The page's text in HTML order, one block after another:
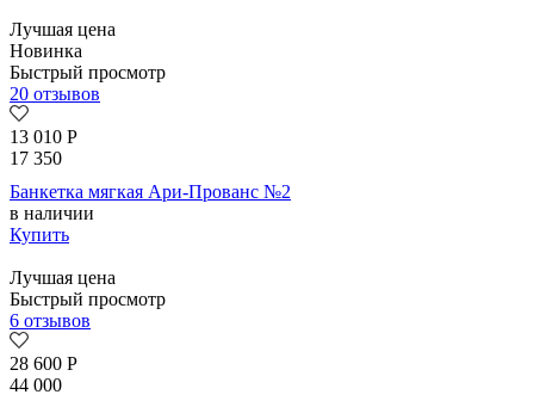
Лучшая цена
Новинка
Быстрый просмотр
20 отзывов
13 010 Р
17 350
Банкетка мягкая Ари-Прованс №2
в наличии
Купить
Лучшая цена
Быстрый просмотр
6 отзывов
28 600 Р
44 000